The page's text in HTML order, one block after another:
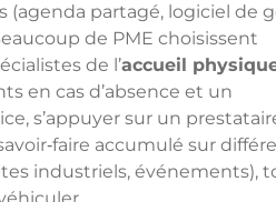
(agenda partagé, logiciel de
de PME choisissent
de l’accueil
en cas d’absence et un
s’appuyer sur un
accumulé sur
industriels, événements),